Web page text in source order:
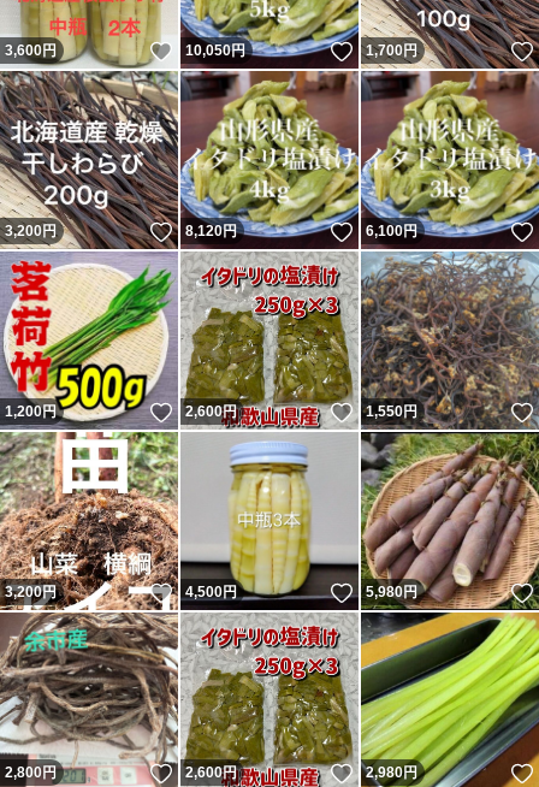
3,600円 いいね！
10,050円 いいね！
1,700円
3,200円 いいね！
8,120円 いいね！
6,100円
1,200円 いいね！
2,600円 いいね！
1,550円
3,200円 いいね！
4,500円 いいね！
5,980円
2,800円 いいね！
2,600円 いいね！
2,980円